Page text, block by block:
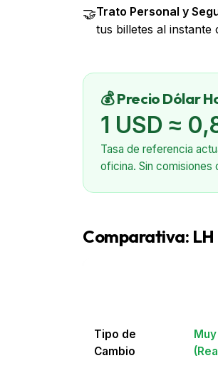
🤝Trato Personal y
tus billetes al instante
💰 Precio Dólar
1 USD ≈
Tasa de referencia
oficina. Sin comisiones
Comparativa:
Tipo de
Cambio